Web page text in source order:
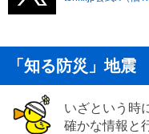
「知る防災」地震
いざという時
確かな情報と